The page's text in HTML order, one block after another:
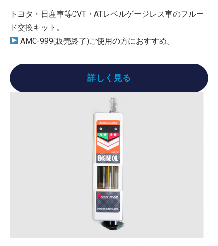
トヨタ・日産車等CVT・ATレベルゲージレス車のフルー
ド交換キット。
AMC-999(販売終了)ご使用の方におすすめ。
詳しく見る